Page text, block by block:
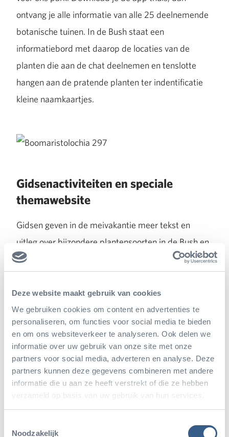
Deze website maakt gebruik van cookies
We gebruiken cookies om content en advertenties te
personaliseren, om functies voor social media te bieden
en om ons websiteverkeer te analyseren. Ook delen we
informatie over uw gebruik van onze site met onze
partners voor social media, adverteren en analyse. Deze
partners kunnen deze gegevens combineren met andere
informatie die u aan ze heeft verstrekt of die ze hebben
verzameld op basis van uw gebruik van hun services.
Noodzakelijk
ontvang je alle informatie van alle 25 deelnemende
botanische tuinen. In de Bush staat een
informatiebord met daarop de locaties van de
planten die aan de chat deelnemen en tenslotte
hangen aan de pratende planten ter indentificatie
kleine naamkaartjes.
Gidsenactiviteiten en speciale
themawebsite
Gidsen geven in de meivakantie meer tekst en
uitleg over bijzondere plantensoorten in de Bush en
Desert. Ook verzorgen zij themawandelingen over
speciale plantensoorten in de Bush en Desert van
26 tot en met 30 april (reservering vooraf
verplicht). Burgers’ Zoo heeft een themapagina
gemaakt op waar meer informatie te vinden is over
de Hortus Chat, diverse artikelen over bijzondere
plantensoorten in het park te vinden zijn en de
gidsenactiviteiten en –rondleidingen vermeld staan.